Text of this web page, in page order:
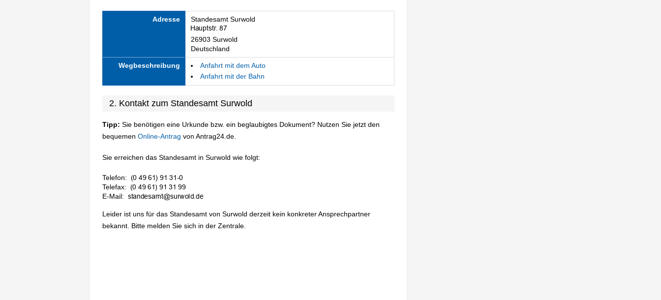
Adresse Standesamt Surwold
26903 Surwold
Deutschland
Wegbeschreibung
Anfahrt mit dem Auto
Anfahrt mit der Bahn
2. Kontakt zum Standesamt Surwold
Tipp: Sie benötigen eine Urkunde bzw. ein beglaubigtes Dokument? Nutzen Sie jetzt den
bequemen Online-Antrag von Antrag24.de.
Sie erreichen das Standesamt in Surwold wie folgt:
Telefon:
Telefax:
E-Mail:
Leider ist uns für das Standesamt von Surwold derzeit kein konkreter Ansprechpartner
bekannt. Bitte melden Sie sich in der Zentrale.